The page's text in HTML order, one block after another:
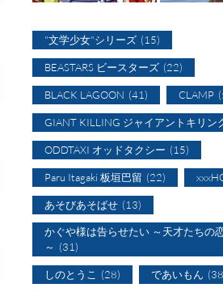
"文学少女"シリーズ (15)
BEASTARS ビースターズ (22)
BLACK LAGOON (41) CLAMP
GIANT KILLING ジャイアントキリン
ODDTAXI オッドタクシー (15)
Paru Itagaki 板垣巴留 (22)
あそびあそばせ (13)
かぐや様は告らせたい ～天才たちの
～ (31)
しのとうこ (28) であいもん